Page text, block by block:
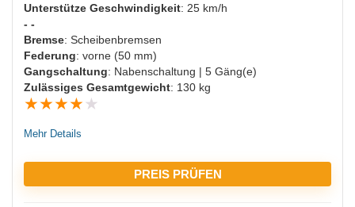
Unterstütze Geschwindigkeit: 25 km/h
- -
Bremse: Scheibenbremsen
Federung: vorne (50 mm)
Gangschaltung: Nabenschaltung | 5 Gäng(e)
Zulässiges Gesamtgewicht: 130 kg
★★★★ ★
Mehr Details
PREIS PRÜFEN